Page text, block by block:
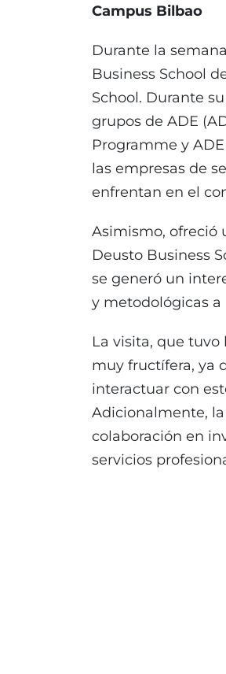
Campus Bilbao
Durante la
Business School
School. Durante
grupos de ADE
Programme y
las empresas de
enfrentan en el
Asimismo, ofreció
Deusto Business
se generó un
y metodológicas
La visita, que
muy fructífera, ya
interactuar con
Adicionalmente,
colaboración en
servicios